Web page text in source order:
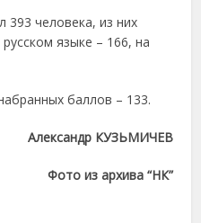
393 человека, из них
языке – 166, на
баллов – 133.
Александр КУЗЬМИЧЕВ
Фото из архива “НК”